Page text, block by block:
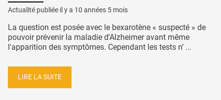
Actualité publiée il y a 10 années 5 mois
La question est posée avec le bexarotène « suspecté » de
pouvoir prévenir la maladie d'Alzheimer avant même
l'apparition des symptômes. Cependant les tests n’ ...
LIRE LA SUITE